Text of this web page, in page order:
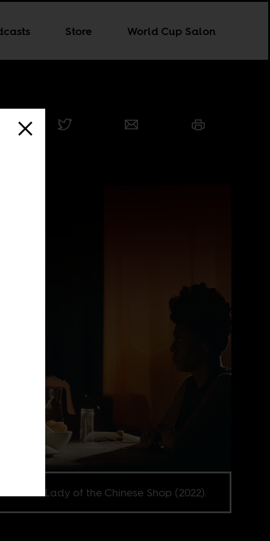
Store World Cup Salon
Our Lady of the Chinese Shop (2022).